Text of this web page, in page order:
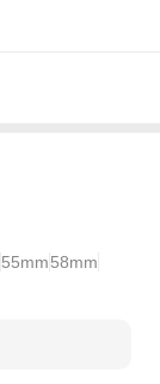
55mm58mm